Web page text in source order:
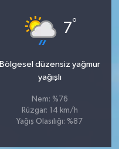
7°
Bölgesel düzensiz yağmur
yağışlı
Nem: %76
Rüzgar: 14 km/h
Yağış Olasılığı: %87